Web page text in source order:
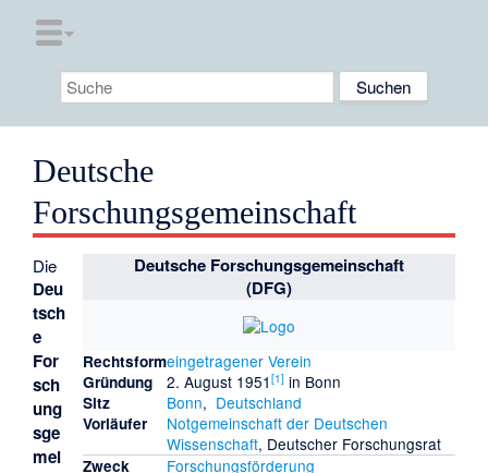
Deutsche
Forschungsgemeinschaft
Deutsche Forschungsgemeinschaft
(DFG)
Rechtsformeingetragener Verein
Gründung 2. August 1951 [1]in Bonn
Sitz Bonn, Deutschland
Vorläufer
Notgemeinschaft der Deutschen
Wissenschaft, Deutscher Forschungsrat
Zweck Forschungsförderung
Die
Deu
tsch
e
For
sch
ung
sge
mei